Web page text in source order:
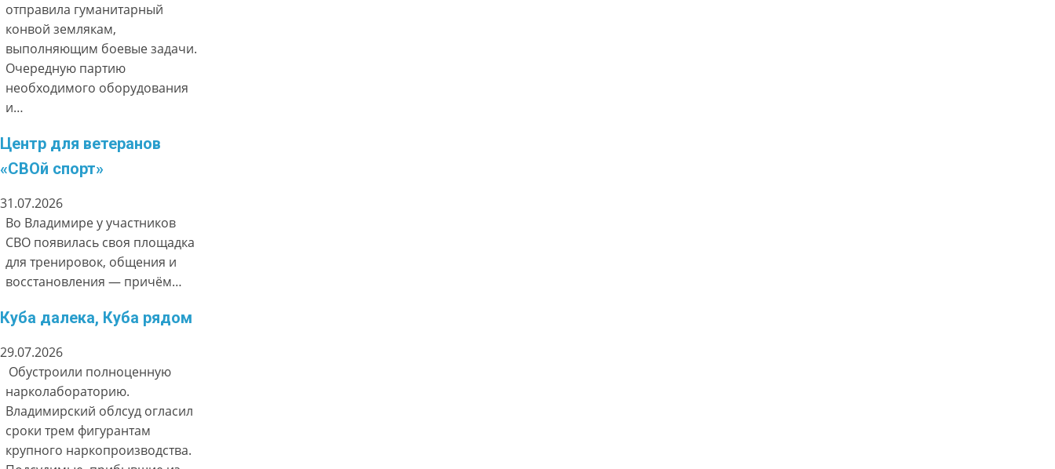
отправила гуманитарный
конвой землякам,
выполняющим боевые задачи.
Очередную партию
необходимого оборудования
и…
Центр для ветеранов
«СВОй спорт»
31.07.2026
Во Владимире у участников
СВО появилась своя площадка
для тренировок, общения и
восстановления — причём…
Куба далека, Куба рядом
29.07.2026
Обустроили полноценную
нарколабораторию.
Владимирский облсуд огласил
сроки трем фигурантам
крупного наркопроизводства.